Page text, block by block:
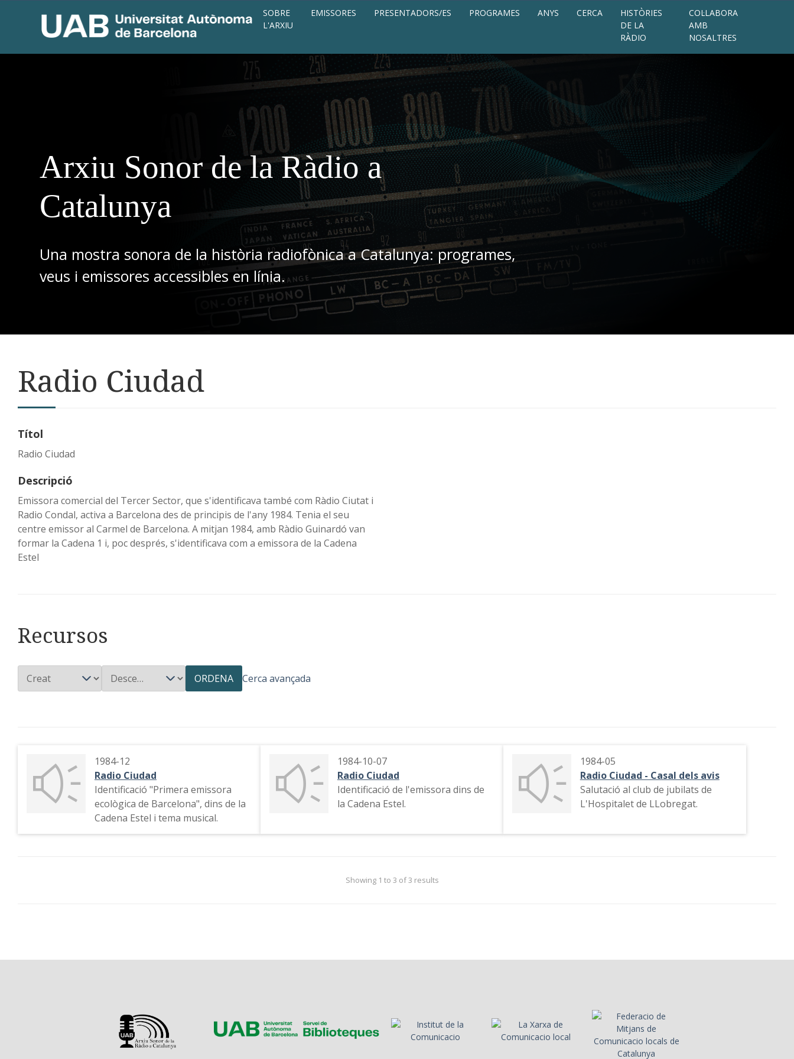
SOBRE
L'ARXIU
EMISSORES PRESENTADORS/ES PROGRAMES ANYS CERCA
HISTÒRIES
DE LA
RÀDIO
COL·LABORA
AMB
NOSALTRES
Arxiu Sonor de la Ràdio a
Catalunya
Una mostra sonora de la història radiofònica a Catalunya: programes,
veus i emissores accessibles en línia.
Radio Ciudad
Títol
Radio Ciudad
Descripció
Emissora comercial del Tercer Sector, que s'identificava també com Ràdio Ciutat i
Radio Condal, activa a Barcelona des de principis de l'any 1984. Tenia el seu
centre emissor al Carmel de Barcelona. A mitjan 1984, amb Ràdio Guinardó van
formar la Cadena 1 i, poc després, s'identificava com a emissora de la Cadena
Estel
Recursos
ORDENA Cerca avançada
1984-12
Radio Ciudad
Identificació "Primera emissora
ecològica de Barcelona", dins de la
Cadena Estel i tema musical.
1984-10-07
Radio Ciudad
Identificació de l'emissora dins de
la Cadena Estel.
1984-05
Radio Ciudad - Casal dels avis
Salutació al club de jubilats de
L'Hospitalet de LLobregat.
Showing 1 to 3 of 3 results